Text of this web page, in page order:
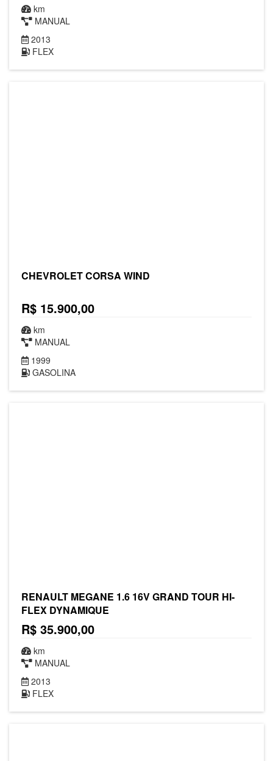
km
MANUAL
2013
FLEX
CHEVROLET CORSA WIND
R$ 15.900,00
km
MANUAL
1999
GASOLINA
RENAULT MEGANE 1.6 16V GRAND TOUR HI-
FLEX DYNAMIQUE
R$ 35.900,00
km
MANUAL
2013
FLEX